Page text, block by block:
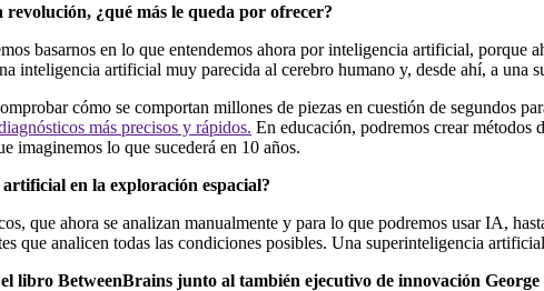
¿qué más le queda por ofrecer?
basarnos en lo que entendemos ahora por inteligencia artificial,
inteligencia artificial muy parecida al cerebro humano y, desde ahí, a una
cómo se comportan millones de piezas en cuestión de segundos
más precisos y rápidos. En educación, podremos crear métodos
imaginemos lo que sucederá en 10 años.
en la exploración espacial?
que ahora se analizan manualmente y para lo que podremos usar IA,
que analicen todas las condiciones posibles. Una superinteligencia
libro BetweenBrains junto al también ejecutivo de innovación